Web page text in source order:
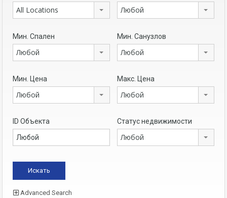
All Locations Любой
Мин. Спален
Любой
Мин. Санузлов
Любой
Мин. Цена
Любой
Макс. Цена
Любой
ID Объекта Статус недвижимости
Любой
Advanced Search